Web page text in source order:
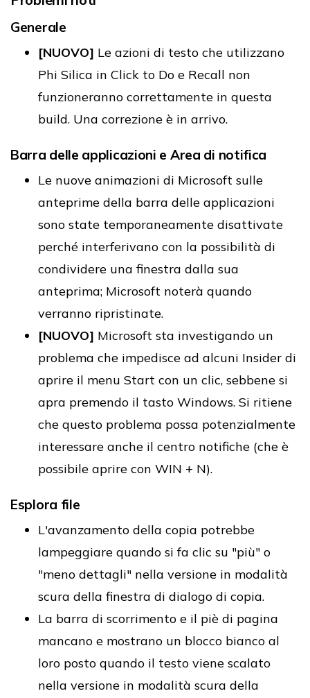
Generale
[NUOVO] Le azioni di testo che utilizzano
Phi Silica in Click to Do e Recall non
funzioneranno correttamente in questa
build. Una correzione è in arrivo.
Barra delle applicazioni e Area di notifica
Le nuove animazioni di Microsoft sulle
anteprime della barra delle applicazioni
sono state temporaneamente disattivate
perché interferivano con la possibilità di
condividere una finestra dalla sua
anteprima; Microsoft noterà quando
verranno ripristinate.
[NUOVO] Microsoft sta investigando un
problema che impedisce ad alcuni Insider di
aprire il menu Start con un clic, sebbene si
apra premendo il tasto Windows. Si ritiene
che questo problema possa potenzialmente
interessare anche il centro notifiche (che è
possibile aprire con WIN + N).
Esplora file
L'avanzamento della copia potrebbe
lampeggiare quando si fa clic su "più" o
"meno dettagli" nella versione in modalità
scura della finestra di dialogo di copia.
La barra di scorrimento e il piè di pagina
mancano e mostrano un blocco bianco al
loro posto quando il testo viene scalato
nella versione in modalità scura della